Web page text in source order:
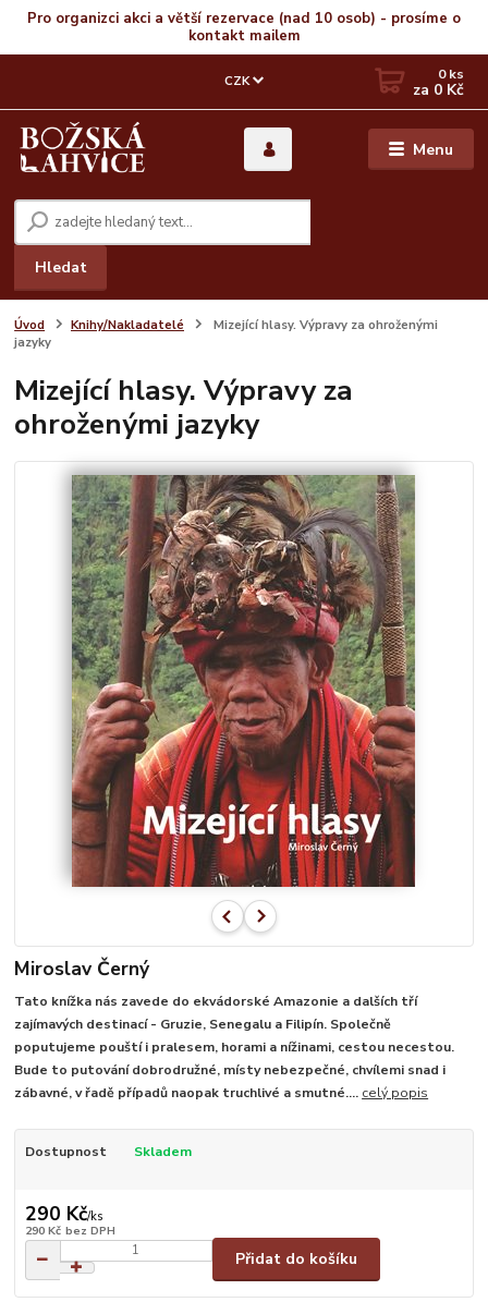
Pro organizci akci a větší rezervace (nad 10 osob) - prosíme o
kontakt mailem
Menu
CZK
Hledat
0ks
za 0 Kč
Úvod Knihy/Nakladatelé
Mizející hlasy. Výpravy za ohroženými
jazyky
Mizející hlasy. Výpravy za
ohroženými jazyky
Miroslav Černý
Tato knížka nás zavede do ekvádorské Amazonie a dalších tří
zajímavých destinací - Gruzie, Senegalu a Filipín. Společně
poputujeme pouští i pralesem, horami a nížinami, cestou necestou.
Bude to putování dobrodružné, místy nebezpečné, chvílemi snad i
zábavné, v řadě případů naopak truchlivé a smutné.... celý popis
Dostupnost Skladem
290 Kč/ks
290 Kč bez DPH
Přidat do košíku